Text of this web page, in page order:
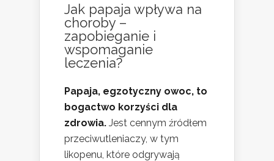
Jak papaja wpływa na
choroby –
zapobieganie i
wspomaganie
leczenia?
Papaja, egzotyczny owoc, to
bogactwo korzyści dla
zdrowia. Jest cennym źródłem
przeciwutleniaczy, w tym
likopenu, które odgrywają